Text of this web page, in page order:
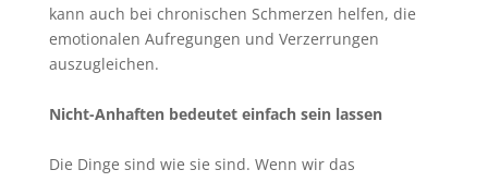
kann auch bei chronischen Schmerzen helfen, die
emotionalen Aufregungen und Verzerrungen
auszugleichen.
Nicht-Anhaften bedeutet einfach sein lassen
Die Dinge sind wie sie sind. Wenn wir das